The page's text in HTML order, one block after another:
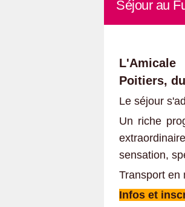
Séjour au
Poitiers,
Le séjour
Un riche
sensation,
Transport en
Infos et